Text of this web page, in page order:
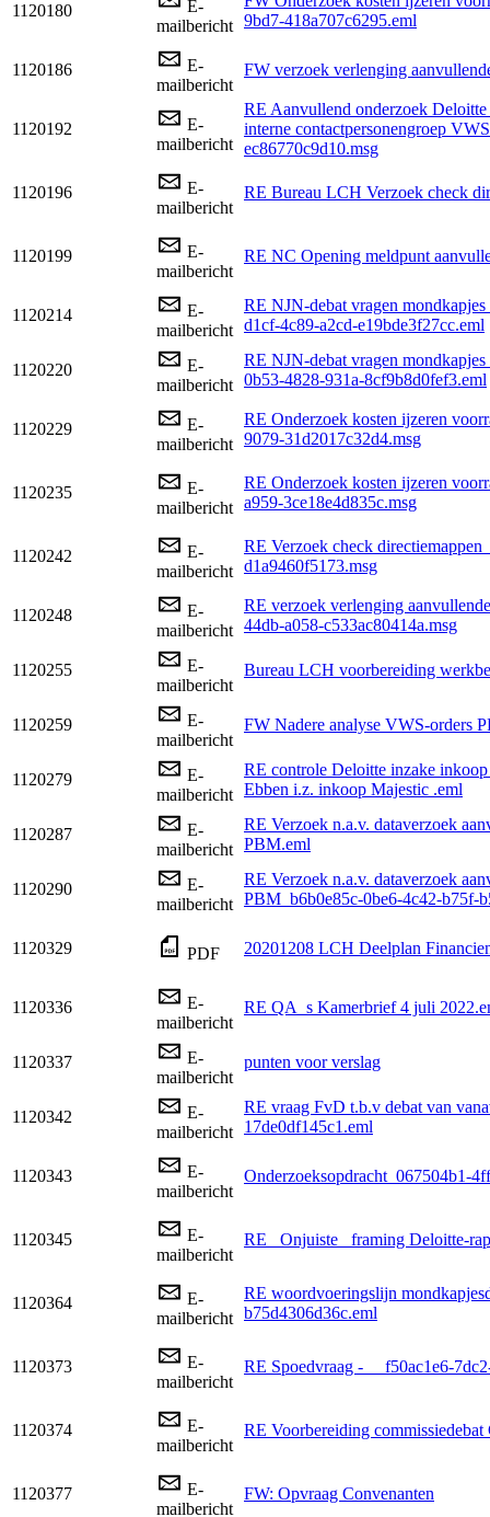
1120180
E-
mailbericht 9bd7-418a707c6295.eml
1120186
E-
mailbericht
FW verzoek verlenging
1120192
E-
mailbericht
RE Aanvullend onderzoek
interne contactpersonengroep
ec86770c9d10.msg
1120196
E-
mailbericht
RE Bureau LCH Verzoek check
1120199
E-
mailbericht
RE NC Opening meldpunt
1120214
E-
mailbericht
RE NJN-debat vragen
d1cf-4c89-a2cd-e19bde3f27cc.eml
1120220
E-
mailbericht
RE NJN-debat vragen
0b53-4828-931a-8cf9b8d0fef3.eml
1120229
E-
mailbericht
RE Onderzoek kosten ijzeren
9079-31d2017c32d4.msg
1120235
E-
mailbericht
RE Onderzoek kosten ijzeren
a959-3ce18e4d835c.msg
1120242
E-
mailbericht
RE Verzoek check
d1a9460f5173.msg
1120248
E-
mailbericht
RE verzoek verlenging
44db-a058-c533ac80414a.msg
1120255
E-
mailbericht
Bureau LCH voorbereiding
1120259
E-
mailbericht
FW Nadere analyse VWS-orders
1120279
E-
mailbericht
RE controle Deloitte inzake
Ebben i.z. inkoop Majestic .eml
1120287
E-
mailbericht
RE Verzoek n.a.v. dataverzoek
PBM.eml
1120290
E-
mailbericht
RE Verzoek n.a.v. dataverzoek
PBM_b6b0e85c-0be6-4c42-b75f-
1120329 PDF 20201208 LCH Deelplan
1120336
E-
mailbericht
RE QA_s Kamerbrief 4 juli
1120337
E-
mailbericht
punten voor verslag
1120342
E-
mailbericht
RE vraag FvD t.b.v debat van
17de0df145c1.eml
1120343
E-
mailbericht
Onderzoeksopdracht_067504b1-
1120345
E-
mailbericht
RE _Onjuiste_ framing Deloitte-
1120364
E-
mailbericht
RE woordvoeringslijn
b75d4306d36c.eml
1120373
E-
mailbericht
RE Spoedvraag - __f50ac1e6-
1120374
E-
mailbericht
RE Voorbereiding
1120377
E-
mailbericht
FW: Opvraag Convenanten